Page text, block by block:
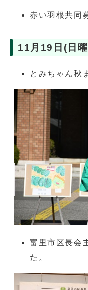
赤い羽根共同
11月19日(日
とみちゃん秋
富里市区長会
た。